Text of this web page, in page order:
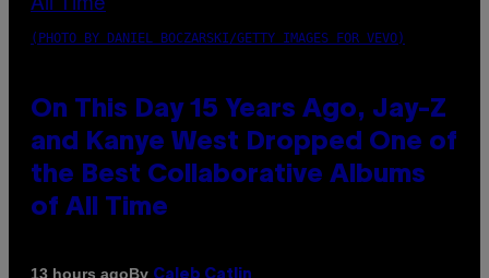
(PHOTO BY DANIEL BOCZARSKI/GETTY IMAGES FOR VEVO)
On This Day 15 Years Ago, Jay-Z
and Kanye West Dropped One of
the Best Collaborative Albums
of All Time
13 hours agoBy Caleb Catlin